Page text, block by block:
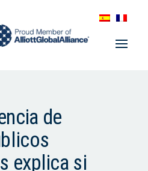
de
explica si